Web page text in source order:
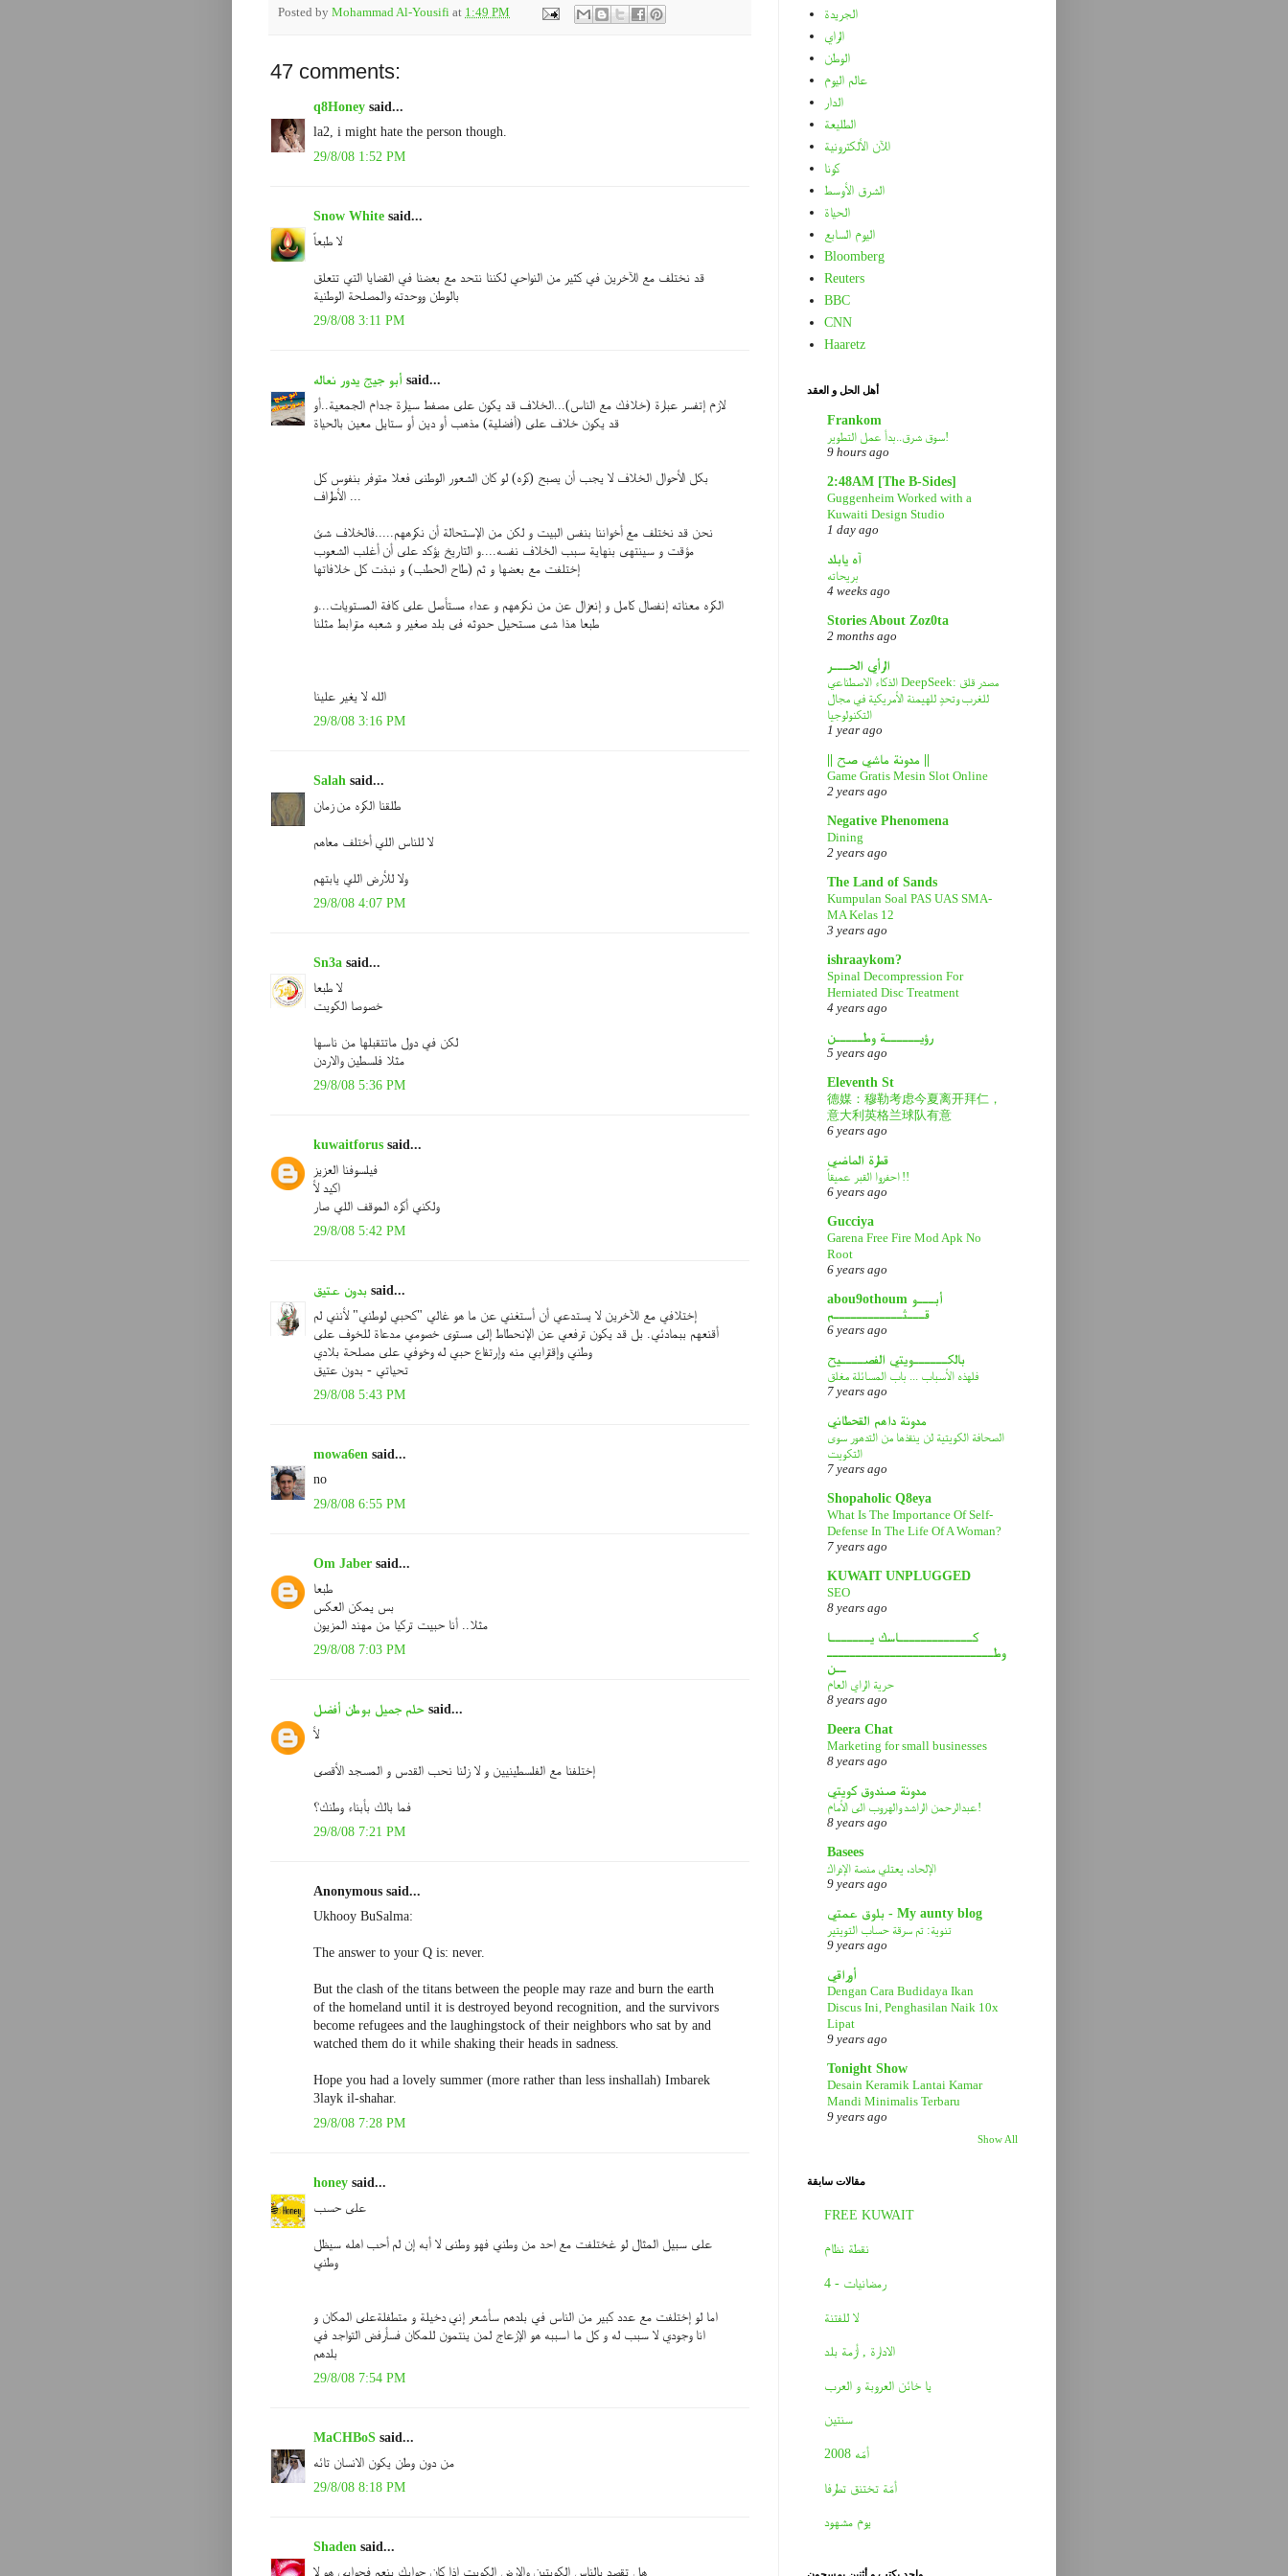
Posted by Mohammad Al-Yousifi at 1:49 PM
47 comments:
q8Honey said...
la2, i might hate the person though.
29/8/08 1:52 PM
Snow White said...
لا طبعاً
قد نختلف مع الآخرين في كثير من النواحي لكننا نتحد مع بعضنا في القضايا التي تتعلق
بالوطن ووحدته والمصلحة الوطنية
29/8/08 3:11 PM
أبو جيج يدور نعاله said...
لازم إتفسر عبارة (خلافك مع الناس)...الخلاف قد يكون على مصفط سيارة جدام الجمعية..أو
قد يكون خلاف على (أفضلية) مذهب أو دين أو ستايل معين بالحياة
بكل الأحوال الخلاف لا يجب أن يصبح (كره) لو كان الشعور الوطنى فعلا متوفر بنفوس كل
نحن قد نختلف مع أخواننا بنفس البيت و لكن من الإستحالة أن نكرههم.....فالخلاف شئ
مؤقت و سينتهى بنهاية سبب الخلاف نفسه....و التاريخ يؤكد على أن أغلب الشعوب
إختلفت مع بعضها و ثم (طاح الحطب) و نبذت كل خلافاتها
الكره معناته إنفصال كامل و إنعزال عن من نكرههم و عداء مستأصل على كافة المستويات...و
طبعا هذا شى مستحيل حدوثه فى بلد صغير و شعبه مترابط مثلنا
الله لا يغير علينا
29/8/08 3:16 PM
Salah said...
طلقنا الكره من زمان
لا للناس اللي أختلف معاهم
ولا للأرض اللي يابتهم
29/8/08 4:07 PM
Sn3a said...
لا طبعا
خصوصا الكويت
لكن في دول ماتتقبلها من ناسها
مثلا فلسطين والاردن
29/8/08 5:36 PM
kuwaitforus said...
فيلسوفنا العزيز
اكيد لأ
ولكني أكره الموقف اللي صار
29/8/08 5:42 PM
بدون عتيق said...
إختلافي مع الآخرين لا يستدعي أن أستغني عن ما هو غالي "كحبي لوطني" لأنني لم
أقنعهم ببمادئي. بل قد يكون ترفعي عن الإنحطاط إلى مستوى خصومي مدعاة للخوف على
وطني وإقترابي منه وإرتفاع حبي له وخوفي على مصلحة بلادي
تحياتي - بدون عتيق
29/8/08 5:43 PM
mowa6en said...
no
29/8/08 6:55 PM
Om Jaber said...
طبعا
بس يمكن العكس
مثلا.. أنا حبيت تركيا من مهند المزيون
29/8/08 7:03 PM
حلم جميل بوطن أفضل said...
لأ
إختلفنا مع الفلسطينيين و لا زلنا نحب القدس و المسجد الأقصى
فما بالك بأبناء وطنك؟
29/8/08 7:21 PM
Anonymous said...
Ukhooy BuSalma:
The answer to your Q is: never.
But the clash of the titans between the people may raze and burn the earth
of the homeland until it is destroyed beyond recognition, and the survivors
become refugees and the laughingstock of their neighbors who sat by and
watched them do it while shaking their heads in sadness.
Hope you had a lovely summer (more rather than less inshallah) Imbarek
3layk il-shahar.
29/8/08 7:28 PM
honey said...
على حسب
على سبيل المثال لو غختلفت مع احد من وطني فهو وطنى لا أبه إن لم أحب اهله سيظل
وطني
اما لو إختلفت مع عدد كبير من الناس في بلدهم سأشعر إني دخيلة و متطفلةعلى المكان و
انا وجودي لا سبب له و كل ما اسببه هو الإزعاج لمن ينتمون للمكان فسأرفض التواجد في
بلدهم
29/8/08 7:54 PM
MaCHBoS said...
من دون وطن يكون الانسان تائه
29/8/08 8:18 PM
Shaden said...
هل تقصد بالناس الكويتين والارض الكويت اذا كان جوابك بنعم فجوابي هو لا
الجريدة
الراي
الوطن
عالم اليوم
الدار
الطليعة
الآن الألكترونية
كونا
الشرق الأوسط
الحياة
اليوم السابع
Bloomberg
Reuters
BBC
CNN
Haaretz
أهل الحل و العقد
Frankom
سوق شرق..بدأ عمل التطوير!
9 hours ago
2:48AM [The B-Sides]
Guggenheim Worked with a
Kuwaiti Design Studio
1 day ago
آه يابلد
بريحاته
4 weeks ago
Stories About Zoz0ta
2 months ago
الرأي الحـــر
الذكاء الاصطناعي DeepSeek: مصدر قلق
للغرب وتحدٍ للهيمنة الأمريكية في مجال
التكنولوجيا
1 year ago
|| مدونة ماشي صح ||
Game Gratis Mesin Slot Online
2 years ago
Negative Phenomena
Dining
2 years ago
The Land of Sands
Kumpulan Soal PAS UAS SMA-
MA Kelas 12
3 years ago
ishraaykom?
Spinal Decompression For
Herniated Disc Treatment
4 years ago
رؤيــــــة وطـــــن
5 years ago
Eleventh St
德媒：穆勒考虑今夏离开拜仁，
意大利英格兰球队有意
6 years ago
قطرة الماضي
احفروا القبر عميقاً !!
6 years ago
Gucciya
Garena Free Fire Mod Apk No
Root
6 years ago
abou9othoum أبـــو
قـــثــــــــــــم
6 years ago
بالكــــــويتي الفصــــيح
فلهذه الأسباب ... باب المسائلة مغلق
7 years ago
مدونة داهم القحطاني
الصحافة الكويتية لن ينقذها من التدهور سوى
التكويت
7 years ago
Shopaholic Q8eya
What Is The Importance Of Self-
Defense In The Life Of A Woman?
7 years ago
KUWAIT UNPLUGGED
SEO
8 years ago
كـــــــــــــاسك يـــــــا
وطـــــــــــــــــــــــــــــ
ــن
حرية الراي العام
8 years ago
Deera Chat
Marketing for small businesses
8 years ago
مدونة صندوق كويتي
عبدالرحمن الراشد والهروب الى الأمام!
8 years ago
Basees
الإلحاد، يعتلي منصة الإدراك
9 years ago
بلوق عمتي - My aunty blog
تنوية: تم سرقة حساب التويتير
9 years ago
أوراقي
Dengan Cara Budidaya Ikan
Discus Ini, Penghasilan Naik 10x
Lipat
9 years ago
Tonight Show
Desain Keramik Lantai Kamar
Mandi Minimalis Terbaru
9 years ago
Show All
مقالات سابقة
FREE KUWAIT
نقطة نظام
رمضانيات - 4
لا للفتنة
الادارة , أزمة بلد
يا خائن العروبة و العرب
سنتين
أمّه 2008
أمّة تختنق تطرفا
يوم مشهود